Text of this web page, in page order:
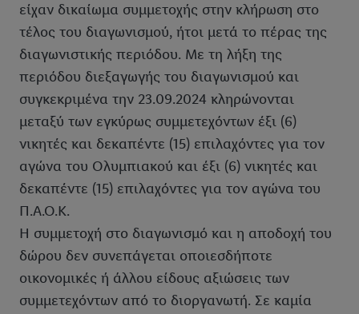
είχαν δικαίωμα συμμετοχής στην κλήρωση στο
τέλος του διαγωνισμού, ήτοι μετά το πέρας της
διαγωνιστικής περιόδου. Με τη λήξη της
περιόδου διεξαγωγής του διαγωνισμού και
συγκεκριμένα την 23.09.2024 κληρώνονται
μεταξύ των εγκύρως συμμετεχόντων έξι (6)
νικητές και δεκαπέντε (15) επιλαχόντες για τον
αγώνα του Ολυμπιακού και έξι (6) νικητές και
δεκαπέντε (15) επιλαχόντες για τον αγώνα του
Π.Α.Ο.Κ.
Η συμμετοχή στο διαγωνισμό και η αποδοχή του
δώρου δεν συνεπάγεται οποιεσδήποτε
οικονομικές ή άλλου είδους αξιώσεις των
συμμετεχόντων από το διοργανωτή. Σε καμία